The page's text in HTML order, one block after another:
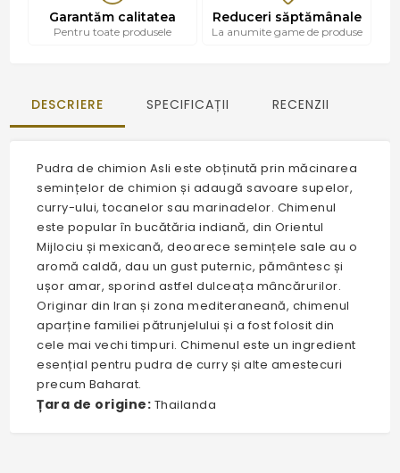
Garantăm calitatea
Pentru toate produsele
Reduceri săptămânale
La anumite game de produse
DESCRIERE SPECIFICAȚII RECENZII
Pudra de chimion Asli este obținută prin măcinarea
semințelor de chimion și adaugă savoare supelor,
curry-ului, tocanelor sau marinadelor. Chimenul
este popular în bucătăria indiană, din Orientul
Mijlociu și mexicană, deoarece semințele sale au o
aromă caldă, dau un gust puternic, pământesc și
ușor amar, sporind astfel dulceața mâncărurilor.
Originar din Iran și zona mediteraneană, chimenul
aparține familiei pătrunjelului și a fost folosit din
cele mai vechi timpuri. Chimenul este un ingredient
esențial pentru pudra de curry și alte amestecuri
precum Baharat.
Țara de origine: Thailanda